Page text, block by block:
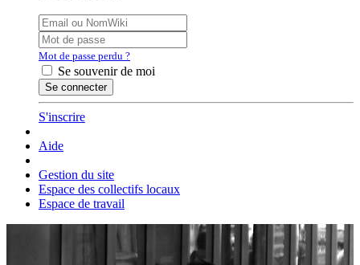
Mot de passe perdu ?
Se souvenir de moi
S'inscrire
Aide
Gestion du site
Espace des collectifs locaux
Espace de travail